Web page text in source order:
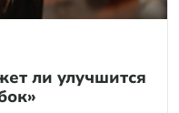
ли улучшится